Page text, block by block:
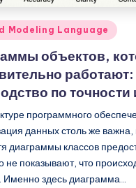
Modeling Language
объектов,
работают:
по точности
программного
данных столь же важна,
диаграммы классов
не показывают, что
Именно здесь диаграмма…